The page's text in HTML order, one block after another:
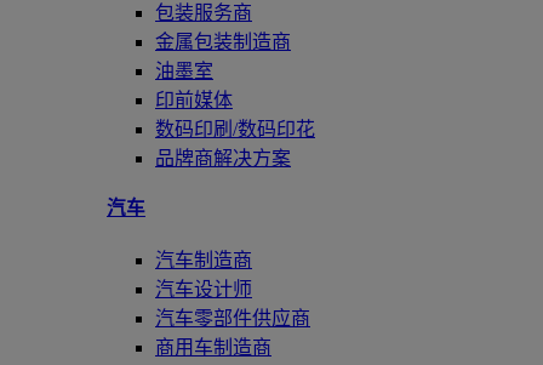
包装服务商
金属包装制造商
油墨室
印前媒体
数码印刷/数码印花
品牌商解决方案
汽车
汽车制造商
汽车设计师
汽车零部件供应商
商用车制造商